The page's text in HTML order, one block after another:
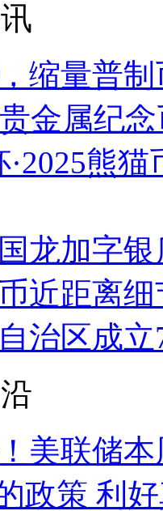
缩量普
金属纪
·2025熊
龙加字
近距离
治区成
美联储
政策 利